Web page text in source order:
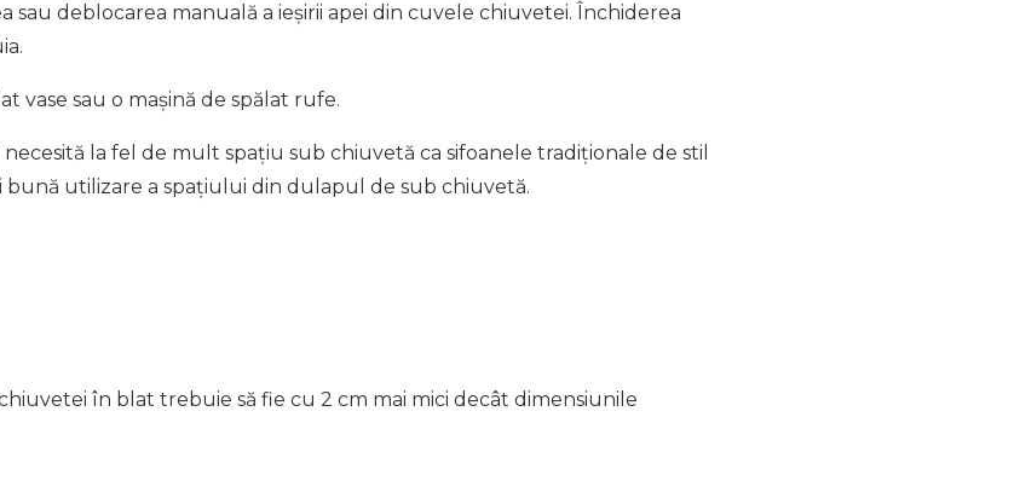
deblocarea manuală a ieșirii apei din cuvele chiuvetei. Închiderea
vase sau o mașină de spălat rufe.
la fel de mult spațiu sub chiuvetă ca sifoanele tradiționale de stil
bună utilizare a spațiului din dulapul de sub chiuvetă.
în blat trebuie să fie cu 2 cm mai mici decât dimensiunile